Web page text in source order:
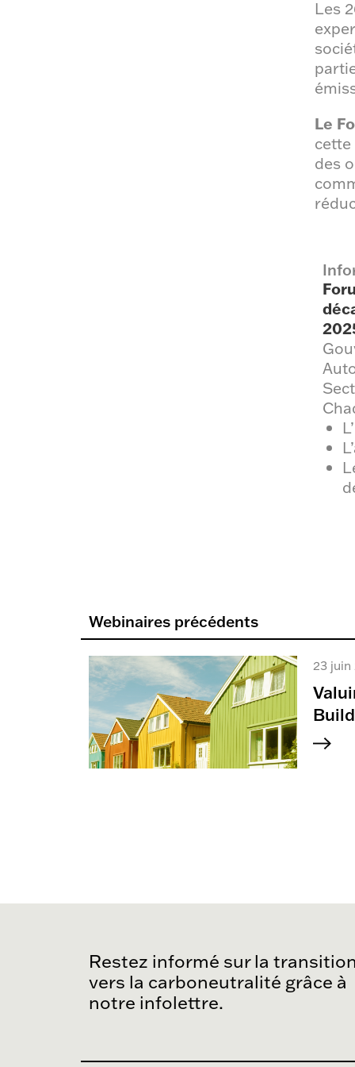
Les
Le
cette
des
Webinaires précédents
23 juin
Restez informé sur la
vers la carboneutralité grâce à
notre infolettre.